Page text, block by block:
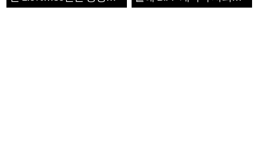
1182개팀 전수조사
확정